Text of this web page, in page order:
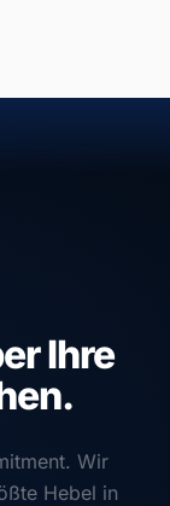
Ihre
Wir
Hebel in